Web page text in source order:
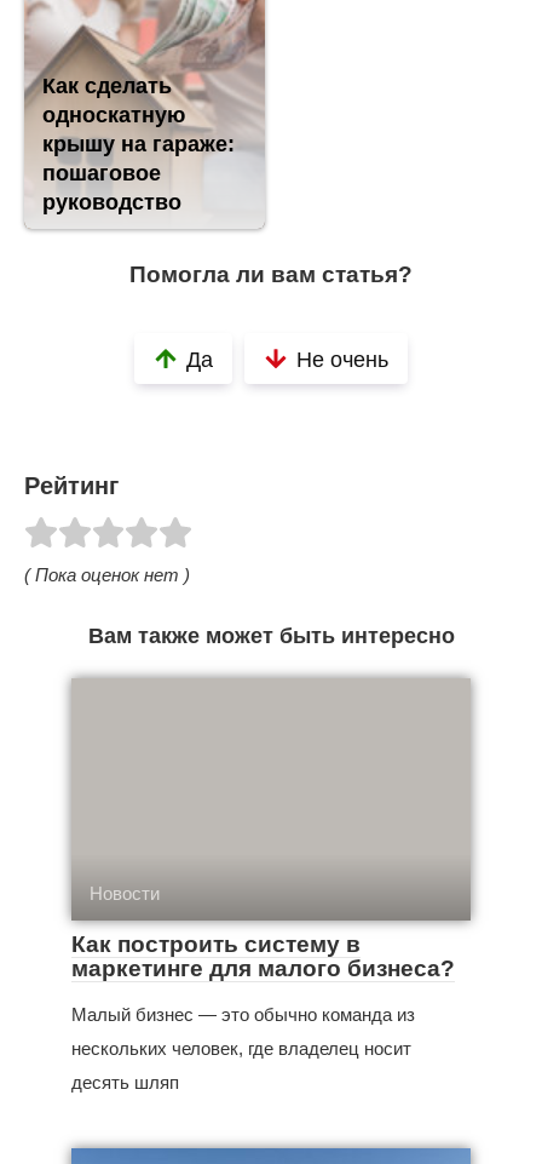
Как сделать
односкатную
крышу на гараже:
пошаговое
руководство
Помогла ли вам статья?
Да Не очень
Рейтинг
( Пока оценок нет )
Вам также может быть интересно
Новости
Как построить систему в
маркетинге для малого бизнеса?
Малый бизнес — это обычно команда из
нескольких человек, где владелец носит
десять шляп